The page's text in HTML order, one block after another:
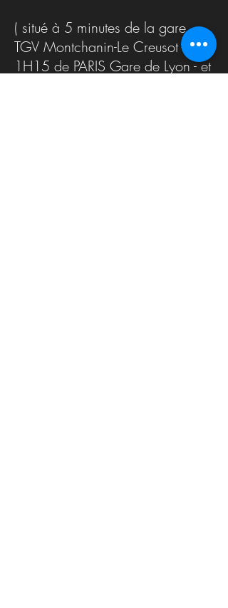
( situé à 5 minutes de la gare
TGV Montchanin-Le Creusot -
1H15 de PARIS Gare de Lyon - et